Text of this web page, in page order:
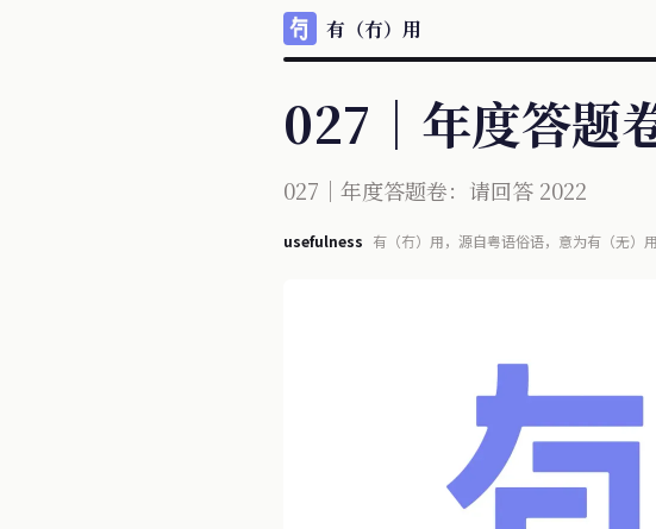
有（冇）用
027｜年度答题
027｜年度答题卷：请回答 2022
usefulness 有（冇）用，源自粤语俗语，意为有（无）